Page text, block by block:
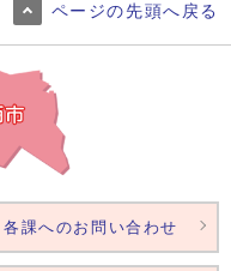
ページの先頭へ戻る
各課へのお問い合わせ